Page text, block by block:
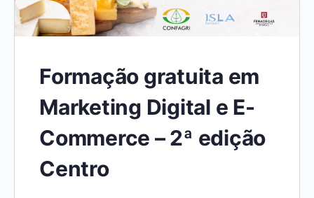
Formação gratuita em
Marketing Digital e E-
Commerce – 2ª edição
Centro